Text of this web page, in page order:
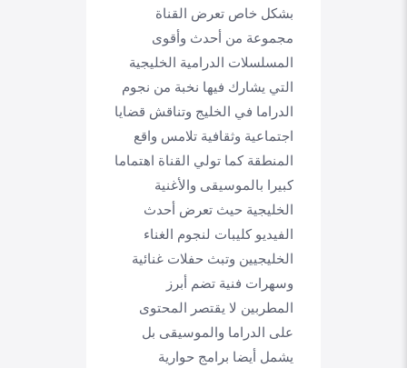
بشكل خاص تعرض القناة
مجموعة من أحدث وأقوى
المسلسلات الدرامية الخليجية
التي يشارك فيها نخبة من نجوم
الدراما في الخليج وتناقش قضايا
اجتماعية وثقافية تلامس واقع
المنطقة كما تولي القناة اهتماما
كبيرا بالموسيقى والأغنية
الخليجية حيث تعرض أحدث
الفيديو كليبات لنجوم الغناء
الخليجيين وتبث حفلات غنائية
وسهرات فنية تضم أبرز
المطربين لا يقتصر المحتوى
على الدراما والموسيقى بل
يشمل أيضا برامج حوارية